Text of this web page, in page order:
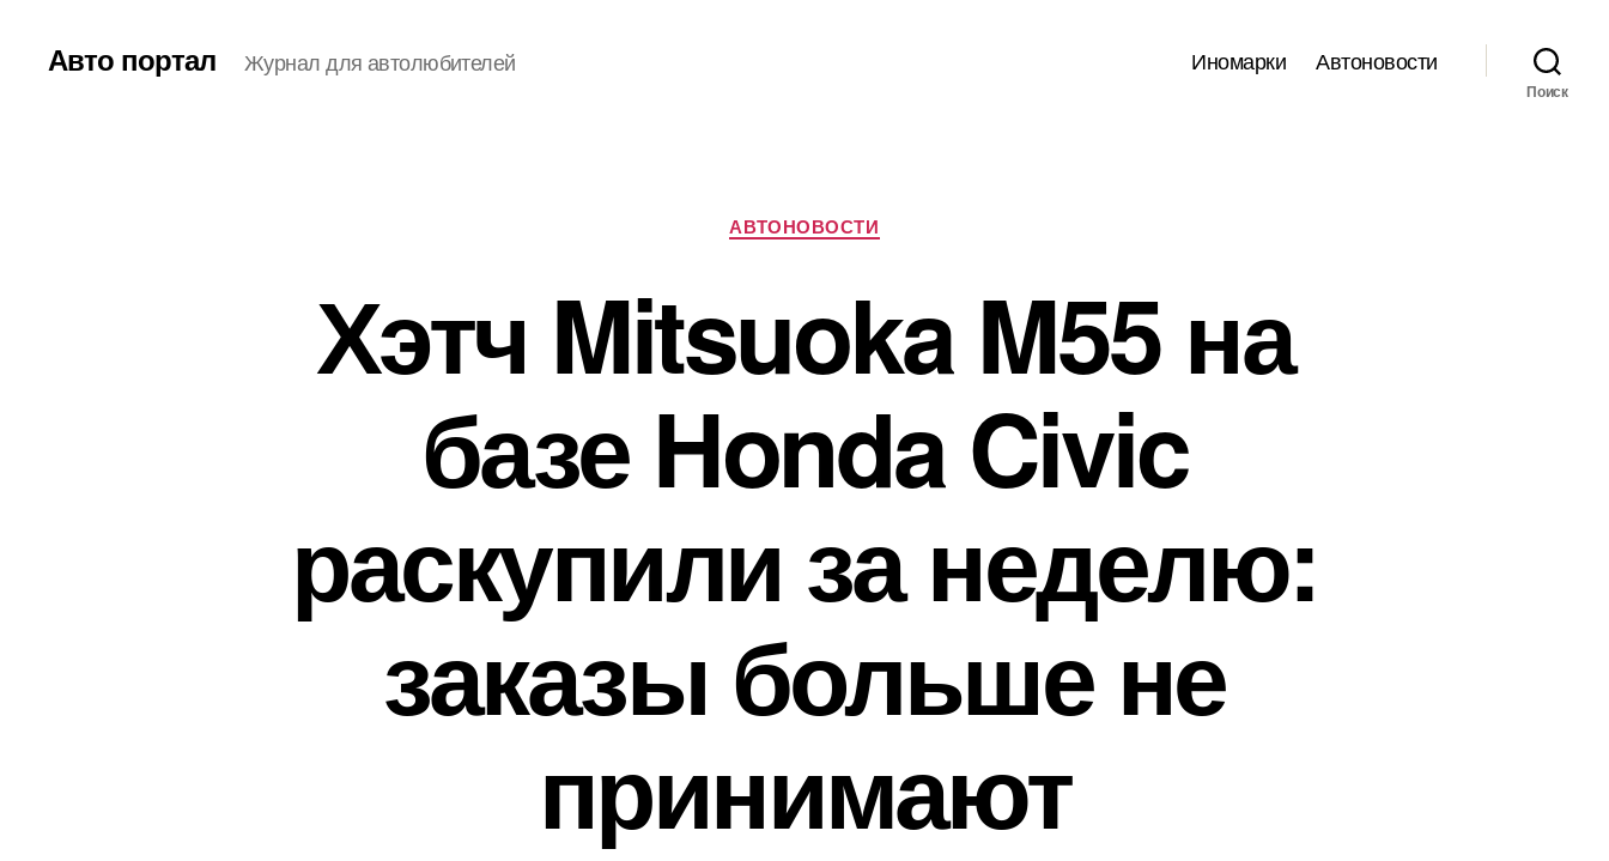
Авто портал Журнал для автолюбителей Иномарки Автоновости
Поиск
Рубрики
АВТОНОВОСТИ
Хэтч Mitsuoka M55 на
базе Honda Civic
раскупили за неделю:
заказы больше не
принимают